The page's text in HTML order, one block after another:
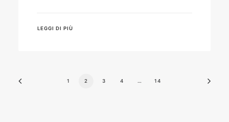
LEGGI DI PIÙ
1 2 3 4 … 14